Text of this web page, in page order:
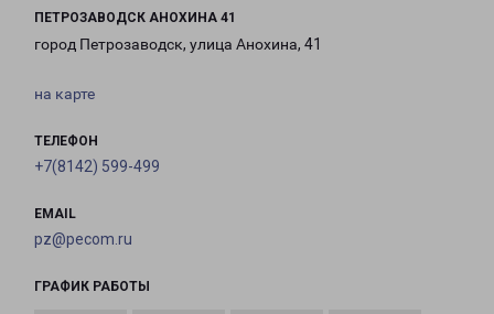
ПЕТРОЗАВОДСК АНОХИНА 41
город Петрозаводск, улица Анохина, 41
на карте
ТЕЛЕФОН
+7(8142) 599-499
EMAIL
pz@pecom.ru
ГРАФИК РАБОТЫ